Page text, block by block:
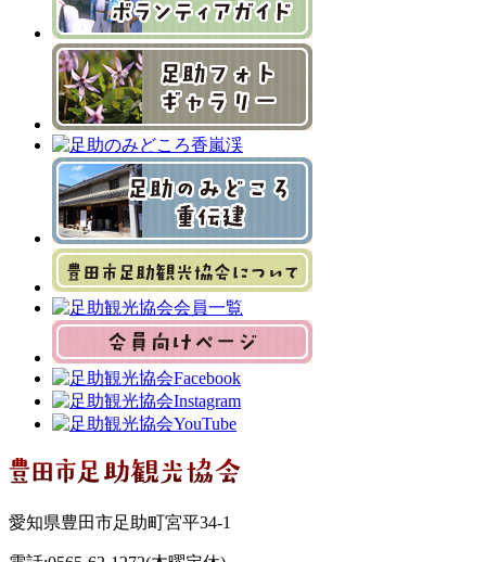
愛知県豊田市足助町宮平34-1